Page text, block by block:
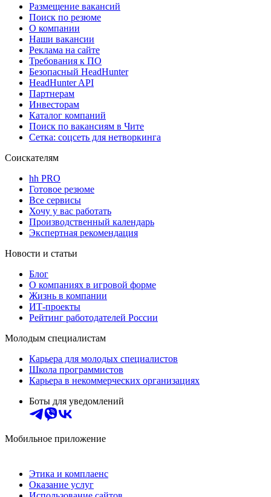
Размещение вакансий
Поиск по резюме
О компании
Наши вакансии
Реклама на сайте
Требования к ПО
Безопасный HeadHunter
HeadHunter API
Партнерам
Инвесторам
Каталог компаний
Поиск по вакансиям в Чите
Сетка: соцсеть для нетворкинга
Соискателям
hh PRO
Готовое резюме
Все сервисы
Хочу у вас работать
Производственный календарь
Экспертная рекомендация
Новости и статьи
Блог
О компаниях в игровой форме
Жизнь в компании
ИТ-проекты
Рейтинг работодателей России
Молодым специалистам
Карьера для молодых специалистов
Школа программистов
Карьера в некоммерческих организациях
Боты для уведомлений
Мобильное приложение
Этика и комплаенс
Оказание услуг